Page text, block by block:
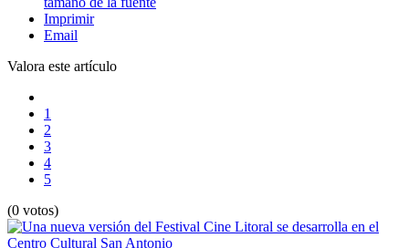
Imprimir
Email
Valora este artículo
1
2
3
4
5
(0 votos)